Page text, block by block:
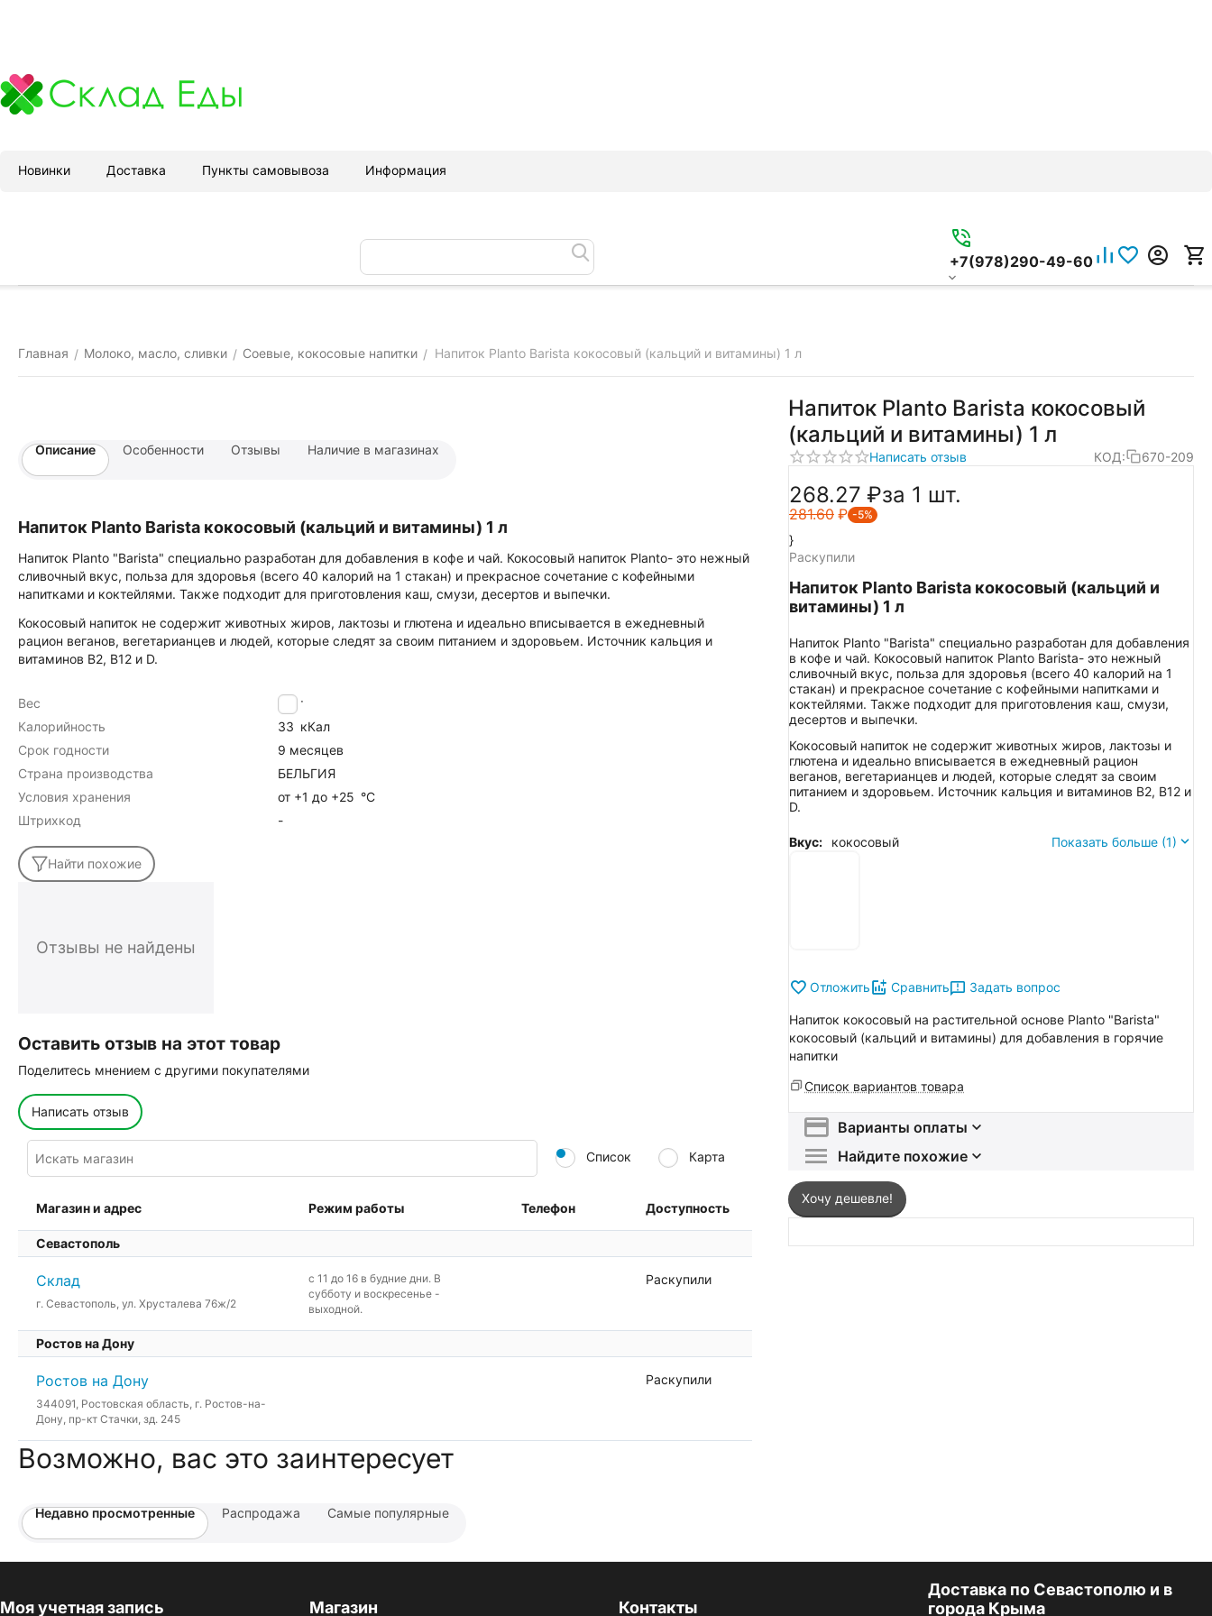
Новинки Доставка Пункты самовывоза Информация
+7(978)290-49-60
Главная / Молоко, масло, сливки / Соевые, кокосовые напитки / Напиток Planto Barista кокосовый (кальций и витамины) 1 л
Напиток Planto Barista кокосовый
(кальций и витамины) 1 л
Написать отзыв КОД: 670-209
268.27 ₽за 1 шт.
281.60 ₽ -5%
}
Раскупили
Напиток Planto Barista кокосовый (кальций и
витамины) 1 л
Напиток Planto "Barista" специально разработан для добавления
в кофе и чай. Кокосовый напиток Planto Barista- это нежный
сливочный вкус, польза для здоровья (всего 40 калорий на 1
стакан) и прекрасное сочетание с кофейными напитками и
коктейлями. Также подходит для приготовления каш, смузи,
десертов и выпечки.
Кокосовый напиток не содержит животных жиров, лактозы и
глютена и идеально вписывается в ежедневный рацион
веганов, вегетарианцев и людей, которые следят за своим
питанием и здоровьем. Источник кальция и витаминов B2, B12 и
D.
Вкус: кокосовый Показать больше (1)
Отложить Сравнить Задать вопрос
Напиток кокосовый на растительной основе Planto "Barista"
кокосовый (кальций и витамины) для добавления в горячие
напитки
Список вариантов товара
Варианты оплаты
Найдите похожие
Описание Особенности Отзывы Наличие в магазинах
Напиток Planto Barista кокосовый (кальций и витамины) 1 л
Напиток Planto "Barista" специально разработан для добавления в кофе и чай. Кокосовый напиток Planto- это нежный
сливочный вкус, польза для здоровья (всего 40 калорий на 1 стакан) и прекрасное сочетание с кофейными
напитками и коктейлями. Также подходит для приготовления каш, смузи, десертов и выпечки.
Кокосовый напиток не содержит животных жиров, лактозы и глютена и идеально вписывается в ежедневный
рацион веганов, вегетарианцев и людей, которые следят за своим питанием и здоровьем. Источник кальция и
витаминов B2, B12 и D.
Вес 1
кг
Калорийность
33 кКал
Срок годности
9 месяцев
Страна производства
БЕЛЬГИЯ
Условия хранения
от +1 до +25 °C
Штрихкод
-
Найти похожие
Отзывы не найдены
Оставить отзыв на этот товар
Поделитесь мнением с другими покупателями
Написать отзыв
Список Карта
Магазин и адрес Режим работы Телефон Доступность
Севастополь
Склад
г. Севастополь, ул. Хрусталева 76ж/2
c 11 до 16 в будние дни. В
субботу и воскресенье -
выходной.
Раскупили
Ростов на Дону
Ростов на Дону
344091, Ростовская область, г. Ростов-на-
Дону, пр-кт Стачки, зд. 245
Раскупили
Хочу дешевле!
Возможно, вас это заинтересует
Недавно просмотренные Распродажа Самые популярные
Моя учетная запись Магазин Контакты
Доставка по Севастополю и в
города Крыма